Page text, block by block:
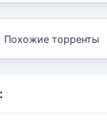
Похожие торренты